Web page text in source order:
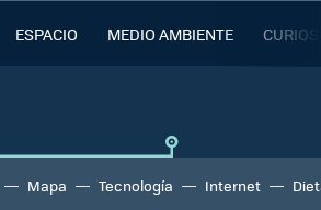
ESPACIO MEDIO AMBIENTE
Mapa Tecnología Internet